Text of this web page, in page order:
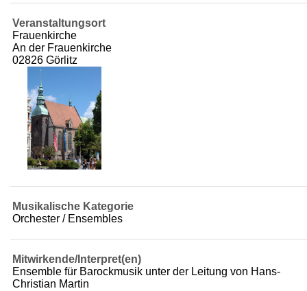
Veranstaltungsort
Frauenkirche
An der Frauenkirche
02826 Görlitz
Musikalische Kategorie
Orchester / Ensembles
Mitwirkende/Interpret(en)
Ensemble für Barockmusik unter der Leitung von Hans-
Christian Martin